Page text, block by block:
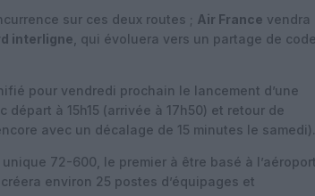
sur ces deux routes ; Air France vendra
interligne , qui évoluera vers un partage de
pour vendredi prochain le lancement d’une
départ à 15h15 (arrivée à 17h50) et retour de
avec un décalage de 15 minutes le samedi).
72-600, le premier à être basé à l’aéroport
environ 25 postes d’équipages et